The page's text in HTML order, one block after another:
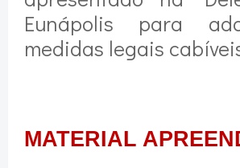
Eunápolis para
medidas legais
MATERIAL